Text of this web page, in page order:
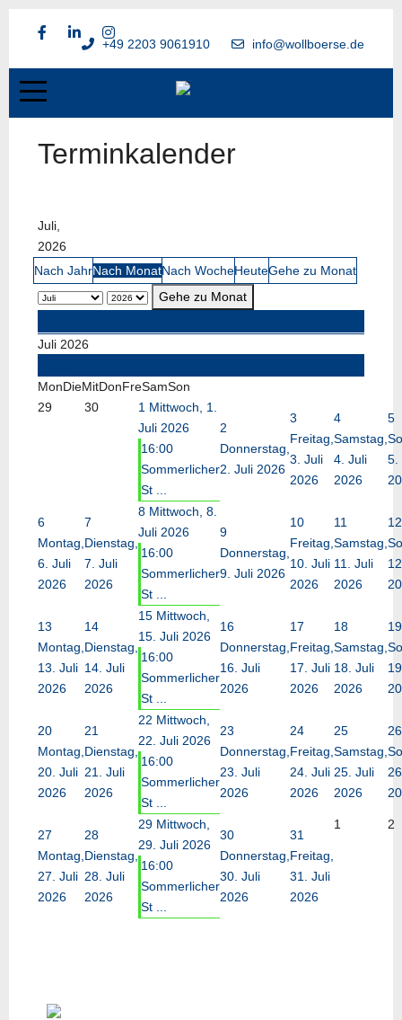
+49 2203 9061910 info@wollboerse.de
Terminkalender
Juli,
2026
Nach JahrNach MonatNach WocheHeuteGehe zu Monat
Gehe zu Monat
Juli 2026
MonDieMitDonFreSamSon
29
30 1 Mittwoch, 1.
Juli 2026
16:00
Sommerlicher
St ...
2
Donnerstag,
2. Juli 2026
3
Freitag,
3. Juli
2026
4
Samstag,
4. Juli
2026
5
5.
6
Montag,
6. Juli
2026
7
Dienstag,
7. Juli
2026
8 Mittwoch, 8.
Juli 2026
16:00
Sommerlicher
St ...
9
Donnerstag,
9. Juli 2026
10
Freitag,
10. Juli
2026
11
Samstag,
11. Juli
2026
12
13
Montag,
13. Juli
2026
14
Dienstag,
14. Juli
2026
15 Mittwoch,
15. Juli 2026
16:00
Sommerlicher
St ...
16
Donnerstag,
16. Juli
2026
17
Freitag,
17. Juli
2026
18
Samstag,
18. Juli
2026
19
20
Montag,
20. Juli
2026
21
Dienstag,
21. Juli
2026
22 Mittwoch,
22. Juli 2026
16:00
Sommerlicher
St ...
23
Donnerstag,
23. Juli
2026
24
Freitag,
24. Juli
2026
25
Samstag,
25. Juli
2026
26
27
Montag,
27. Juli
2026
28
Dienstag,
28. Juli
2026
29 Mittwoch,
29. Juli 2026
16:00
Sommerlicher
St ...
30
Donnerstag,
30. Juli
2026
31
Freitag,
31. Juli
2026
1 2